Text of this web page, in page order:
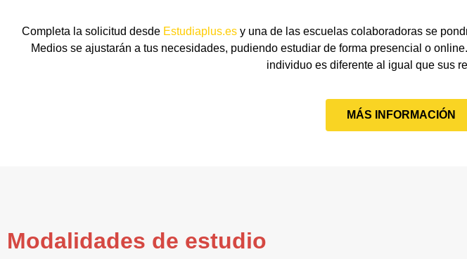
Completa la solicitud desde Estudiaplus.es y una de las escuelas colaboradoras se
Medios se ajustarán a tus necesidades, pudiendo estudiar de forma presencial o
individuo es diferente al igual que sus
MÁS INFORMACIÓN
Modalidades de estudio